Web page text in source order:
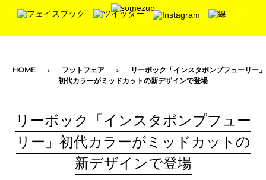
toggle navigation
HOME フットフェア
リーボック「インスタポンプフューリー」
初代カラーがミッドカットの新デザインで登場
リーボック「インスタポンプフュー
リー」初代カラーがミッドカットの
新デザインで登場